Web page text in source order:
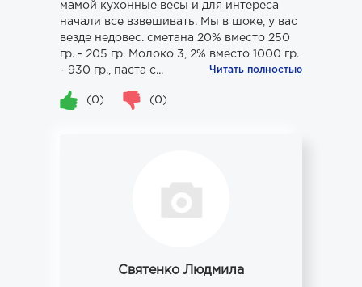
мамой кухонные весы и для интереса
начали все взвешивать. Мы в шоке, у вас
везде недовес. сметана 20% вместо 250
гр. - 205 гр. Молоко 3, 2% вместо 1000 гр.
- 930 гр., паста с...
Читать полностью
(0) (0)
Святенко Людмила